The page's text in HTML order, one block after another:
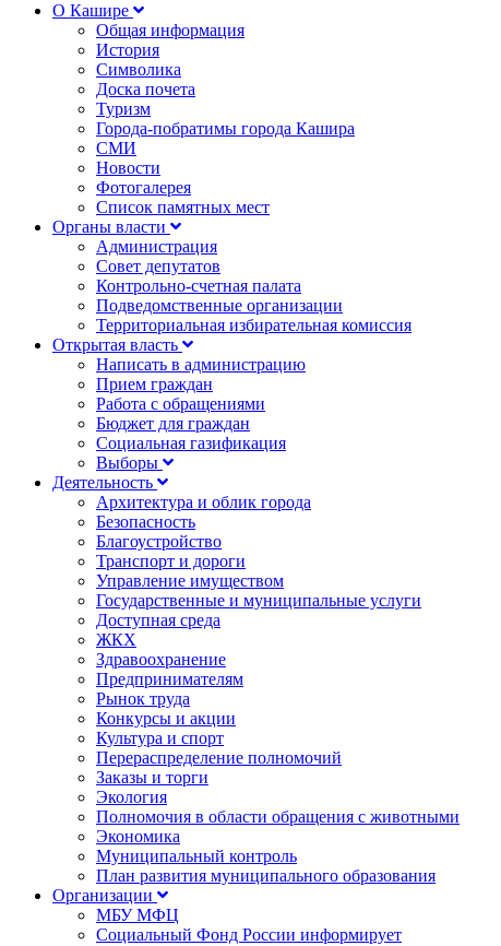
О Кашире
Общая информация
История
Символика
Доска почета
Туризм
Города-побратимы города Кашира
СМИ
Новости
Фотогалерея
Список памятных мест
Органы власти
Администрация
Совет депутатов
Контрольно-счетная палата
Подведомственные организации
Территориальная избирательная комиссия
Открытая власть
Написать в администрацию
Прием граждан
Работа с обращениями
Бюджет для граждан
Социальная газификация
Выборы
Деятельность
Архитектура и облик города
Безопасность
Благоустройство
Транспорт и дороги
Управление имуществом
Государственные и муниципальные услуги
Доступная среда
ЖКХ
Здравоохранение
Предпринимателям
Рынок труда
Конкурсы и акции
Культура и спорт
Перераспределение полномочий
Заказы и торги
Экология
Полномочия в области обращения с животными
Экономика
Муниципальный контроль
План развития муниципального образования
Организации
МБУ МФЦ
Социальный Фонд России информирует